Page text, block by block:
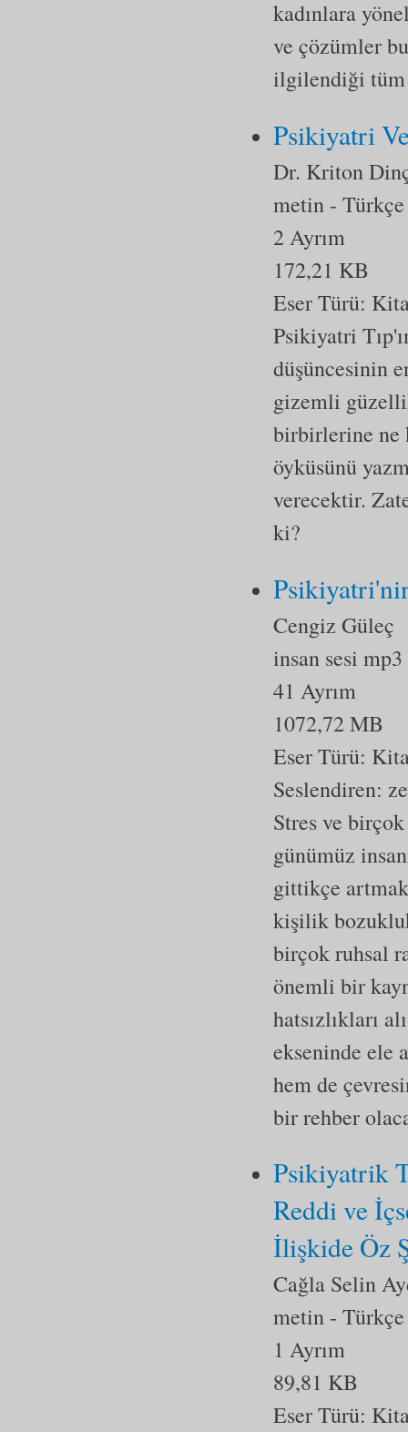
kadınlara
ve çözümler
ilgilendiği tüm
Psikiyatri
Dr. Kriton
metin - Türkçe
2 Ayrım
172,21 KB
Eser Türü:
Psikiyatri
düşüncesinin
gizemli
birbirlerine ne
öyküsünü
verecektir.
ki?
Cengiz Güleç
insan sesi mp3
41 Ayrım
1072,72 MB
Eser Türü:
Seslendiren:
Stres ve
günümüz
gittikçe
kişilik
birçok ruhsal
önemli bir
hatsızlıkları
ekseninde ele
hem de
bir rehber
Psikiyatrik
Reddi ve
İlişkide Öz
Cağla Selin
metin - Türkçe
1 Ayrım
89,81 KB
Eser Türü: